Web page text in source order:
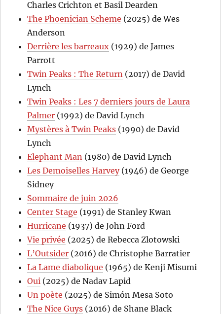
Charles Crichton et Basil Dearden
The Phoenician Scheme (2025) de Wes
Anderson
Derrière les barreaux (1929) de James
Parrott
Twin Peaks : The Return (2017) de David
Lynch
Twin Peaks : Les 7 derniers jours de Laura
Palmer (1992) de David Lynch
Mystères à Twin Peaks (1990) de David
Lynch
Elephant Man (1980) de David Lynch
Les Demoiselles Harvey(1946) de George
Sidney
Sommaire de juin 2026
Center Stage (1991) de Stanley Kwan
Hurricane (1937) de John Ford
Vie privée (2025) de Rebecca Zlotowski
L’Outsider (2016) de Christophe Barratier
La Lame diabolique (1965) de Kenji Misumi
Oui (2025) de Nadav Lapid
Un poète (2025) de Simón Mesa Soto
The Nice Guys (2016) de Shane Black